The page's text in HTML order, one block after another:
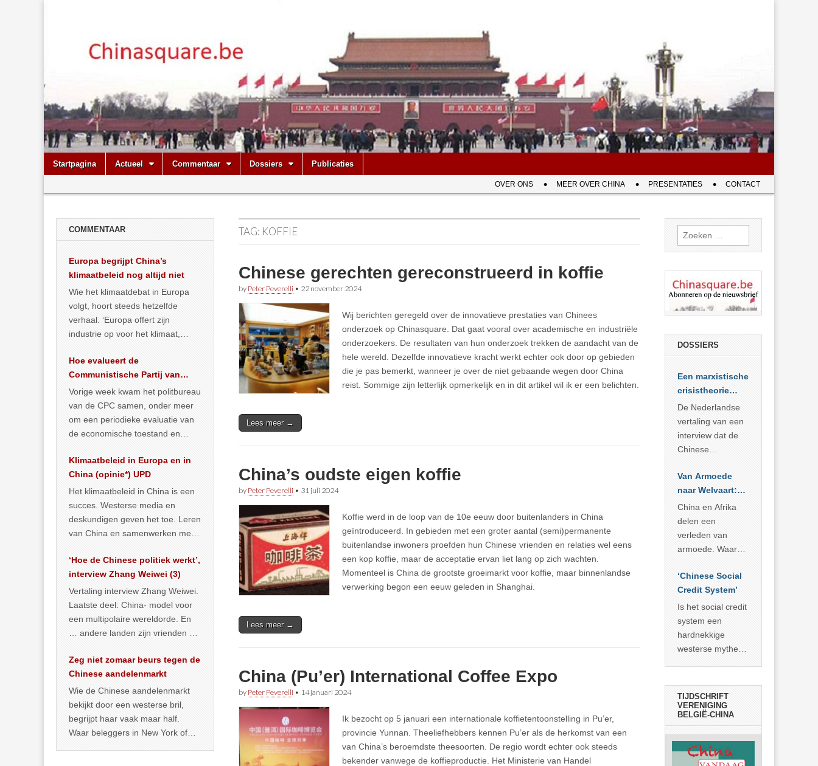
Chinasquare.be
Main
menu
Skip
Startpagina Actueel Commentaar Dossiers Publicaties
menu
OVER ONS MEER OVER CHINA PRESENTATIES CONTACT
TAG: KOFFIE
Chinese gerechten gereconstrueerd in koffie
by Peter Peverelli • 22 november 2024
Wij berichten geregeld over de innovatieve prestaties van Chinees
onderzoek op Chinasquare. Dat gaat vooral over academische en industriële
onderzoekers. De resultaten van hun onderzoek trekken de aandacht van de
hele wereld. Dezelfde innovatieve kracht werkt echter ook door op gebieden
die je pas bemerkt, wanneer je over de niet gebaande wegen door China
reist. Sommige zijn letterlijk opmerkelijk en in dit artikel wil ik er een belichten.
Lees meer →
China’s oudste eigen koffie
by Peter Peverelli • 31 juli 2024
Koffie werd in de loop van de 10e eeuw door buitenlanders in China
geïntroduceerd. In gebieden met een groter aantal (semi)permanente
buitenlandse inwoners proefden hun Chinese vrienden en relaties wel eens
een kop koffie, maar de acceptatie ervan liet lang op zich wachten.
Momenteel is China de grootste groeimarkt voor koffie, maar binnenlandse
verwerking begon een eeuw geleden in Shanghai.
Lees meer →
China (Pu’er) International Coffee Expo
by Peter Peverelli • 14 januari 2024
Ik bezocht op 5 januari een internationale koffietentoonstelling in Pu’er,
provincie Yunnan. Theeliefhebbers kennen Pu’er als de herkomst van een
van China’s beroemdste theesoorten. De regio wordt echter ook steeds
bekender vanwege de koffieproductie. Het Ministerie van Handel
COMMENTAAR
Europa begrijpt China’s
klimaatbeleid nog altijd niet
Wie het klimaatdebat in Europa
volgt, hoort steeds hetzelfde
verhaal. ‘Europa offert zijn
industrie op voor het klimaat,
vergroening… >> lees meer
Hoe evalueert de
Communistische Partij van
China de economische
situatie?
Vorige week kwam het politbureau
van de CPC samen, onder meer
om een periodieke evaluatie van
de economische toestand en
publiceerden… >> lees meer
Klimaatbeleid in Europa en in
China (opinie*) UPD
Het klimaatbeleid in China is een
succes. Westerse media en
deskundigen geven het toe. Leren
van China en samenwerken met
… >> lees meer
‘Hoe de Chinese politiek werkt’,
interview Zhang Weiwei (3)
Vertaling interview Zhang Weiwei.
Laatste deel: China- model voor
een multipolaire wereldorde. En
… andere landen zijn vrienden of
Zeg niet zomaar beurs tegen de
Chinese aandelenmarkt
Wie de Chinese aandelenmarkt
bekijkt door een westerse bril,
begrijpt haar vaak maar half.
Waar beleggers in New York of
Zoeken
naar:
DOSSIERS
Een marxistische
crisistheorie
voor vandaag
De Nederlandse
vertaling van een
interview dat de
Chinese
Sociale
Wetenschappen
afnam van de
Britse
marxistische
econoom Michael
zien dat
… >> lees meer
Van Armoede
naar Welvaart:
Wat Afrika kan
leren van
China’s
economisch
China en Afrika
delen een
verleden van
armoede. Waar
voorbije veertig
jaar in slaagde
meer dan 800
miljoen mensen
uit de armoede
… >> lees meer
‘Chinese Social
Credit System’
Is het social credit
system een
hardnekkige
westerse mythe of
TIJDSCHRIFT
VERENIGING
BELGIË-CHINA